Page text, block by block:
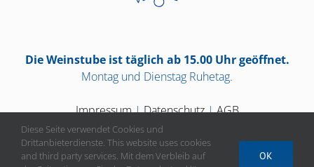
Die Weinstube ist täglich ab 15.00 Uhr geöffnet.
Montag und Dienstag Ruhetag.
Impressum|Datenschutz|AGB
Diese Seite verwendet Cookies und
Drittanbieterdienste. This website uses cookies
and third party services. Mit dem Verbleib auf
OK